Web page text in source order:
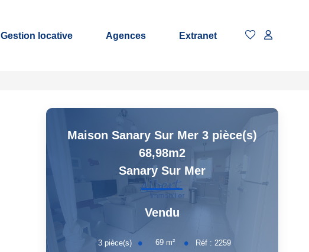
Gestion locative Agences Extranet
Maison Sanary Sur Mer 3 pièce(s)
68,98m2
Sanary Sur Mer
Vendu
3 pièce(s) 69 m² Réf : 2259